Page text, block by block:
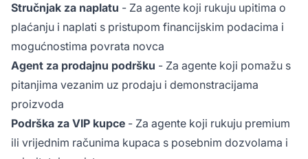
Stručnjak za naplatu - Za agente koji rukuju upitima o
plaćanju i naplati s pristupom financijskim podacima i
mogućnostima povrata novca
Agent za prodajnu podršku - Za agente koji pomažu s
pitanjima vezanim uz prodaju i demonstracijama
proizvoda
Podrška za VIP kupce - Za agente koji rukuju premium
ili vrijednim računima kupaca s posebnim dozvolama i